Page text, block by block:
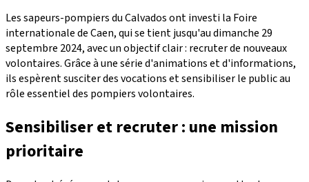
Les sapeurs-pompiers du Calvados ont investi la Foire
internationale de Caen, qui se tient jusqu'au dimanche 29
septembre 2024, avec un objectif clair : recruter de nouveaux
volontaires. Grâce à une série d'animations et d'informations,
ils espèrent susciter des vocations et sensibiliser le public au
rôle essentiel des pompiers volontaires.
Sensibiliser et recruter : une mission
prioritaire